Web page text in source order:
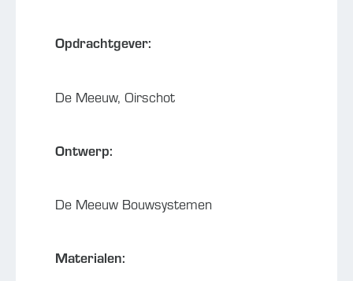
Opdrachtgever:
De Meeuw, Oirschot
Ontwerp:
De Meeuw Bouwsystemen
Materialen: